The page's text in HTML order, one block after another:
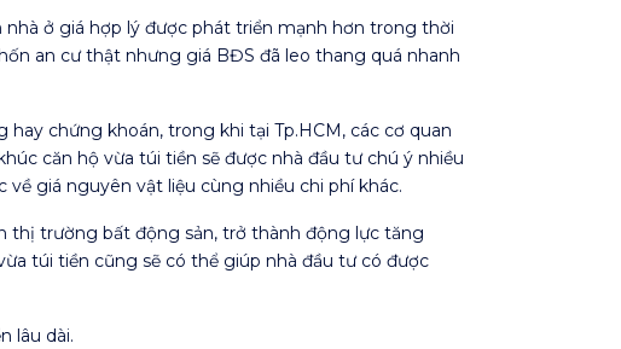
ở giá hợp lý được phát triển mạnh hơn trong thời
an cư thật nhưng giá BĐS đã leo thang quá nhanh
chứng khoán, trong khi tại Tp.HCM, các cơ quan
căn hộ vừa túi tiền sẽ được nhà đầu tư chú ý nhiều
giá nguyên vật liệu cùng nhiều chi phí khác.
thị trường bất động sản, trở thành động lực tăng
túi tiền cũng sẽ có thể giúp nhà đầu tư có được
lâu dài.